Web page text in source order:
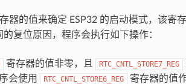
器的值来确定 ESP32 的启动模式，该寄
复位原因，程序会执行如下操作：
寄存器的值非零，且 RTC_CNTL_STORE7_REG
会使用
RTC_CNTL_STORE6_REG
寄存器的值